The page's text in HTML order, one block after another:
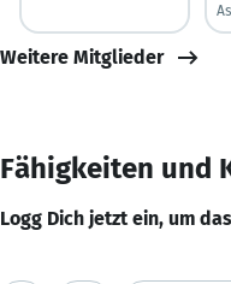
Weitere Mitglieder
Fähigkeiten und
Logg Dich jetzt ein, um